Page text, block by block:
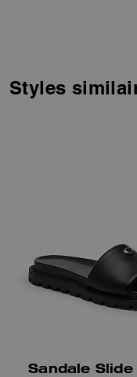
Styles
Sandale Slide